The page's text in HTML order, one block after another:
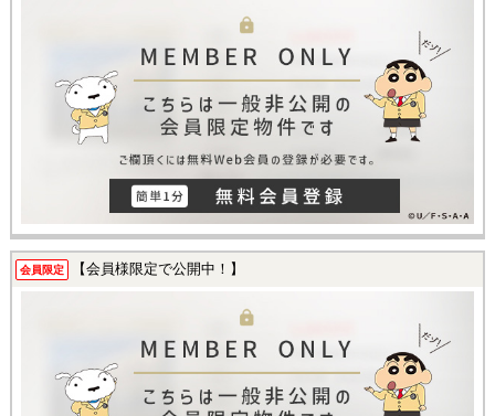
会員限定 【会員様限定で公開中！】